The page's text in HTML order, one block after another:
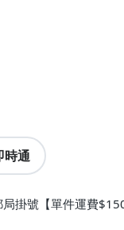
時通
掛號【單件運費$150